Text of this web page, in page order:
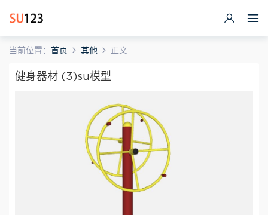
当前位置： 首页 其他 正文
健身器材 (3)su模型